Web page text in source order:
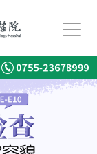
？
式启航！